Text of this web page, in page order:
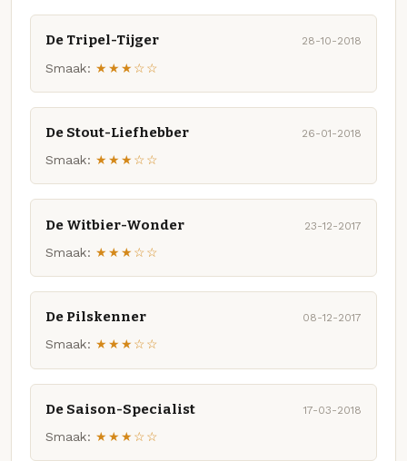
De Tripel-Tijger 28-10-2018
Smaak: ★★★☆☆
De Stout-Liefhebber 26-01-2018
Smaak: ★★★☆☆
De Witbier-Wonder 23-12-2017
Smaak: ★★★☆☆
De Pilskenner 08-12-2017
Smaak: ★★★☆☆
De Saison-Specialist 17-03-2018
Smaak: ★★★☆☆